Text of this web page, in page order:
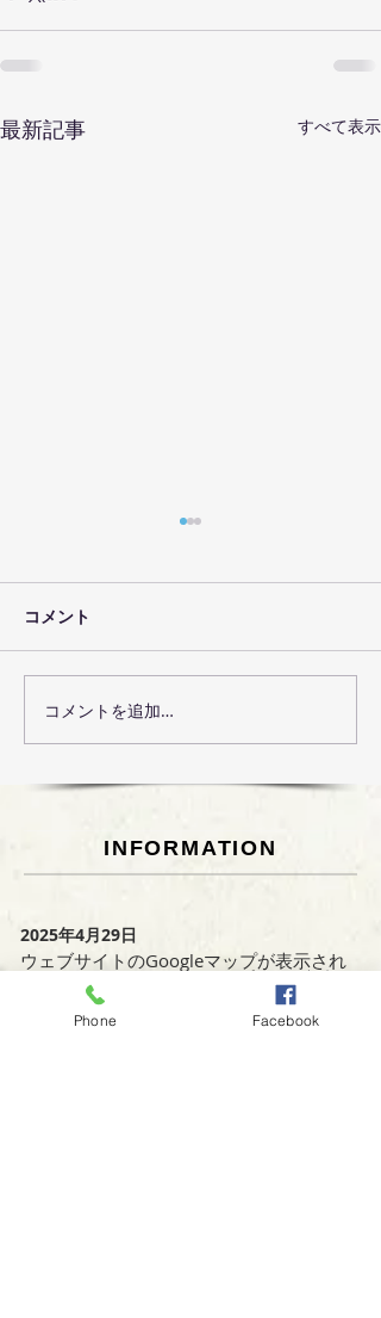
最新記事 すべて表示
以下の地域の皆様のお役に立
ちたいと思っております。よ
ろしくお願いいたします。 パ
ソコン故障トラブル１１０番
摩川・新丸子・武蔵小杉・元
部駅・鵜の木・下丸子・武蔵
新田・矢口渡・蒲田 東急目黒
コメント
コメントを追加…
INFORMATION
2025年4月29日
ウェブサイトのGoogleマップが表示され
なくなるかも - GoogleマップAPIの廃止
Phone Facebook